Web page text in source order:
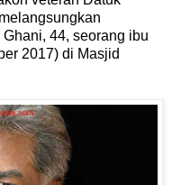
44, seorang ibu
2017) di Masjid